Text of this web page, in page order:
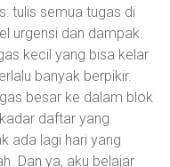
tulis semua tugas di
urgensi dan dampak.
kecil yang bisa kelar
banyak berpikir.
besar ke dalam blok
daftar yang
ada lagi hari yang
Dan ya, aku belajar